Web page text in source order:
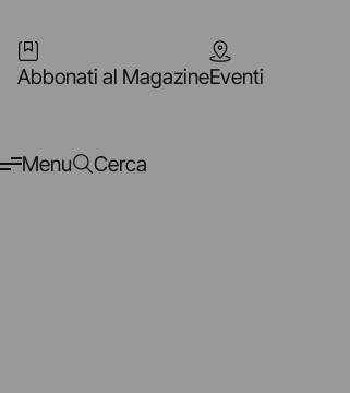
Abbonati al MagazineEventi
Menu Cerca